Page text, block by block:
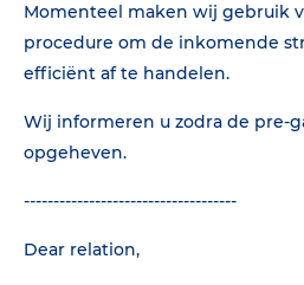
Momenteel maken wij gebruik
procedure om de inkomende
efficiënt af te handelen.
Wij informeren u zodra de pre-
opgeheven.
------------------------------------
Dear relation,